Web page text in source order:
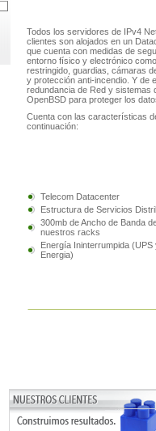
Todos los servidores de IPv4
clientes son alojados en un
que cuenta con medidas de
entorno físico y electrónico
restringido, guardias, cámaras
y protección anti-incendio. Y de
redundancia de Red y sistemas
OpenBSD para proteger los
Cuenta con las características
continuación:
Telecom Datacenter
Estructura de Servicios
300mb de Ancho de Banda
nuestros racks
Energía Ininterrumpida
Energia)